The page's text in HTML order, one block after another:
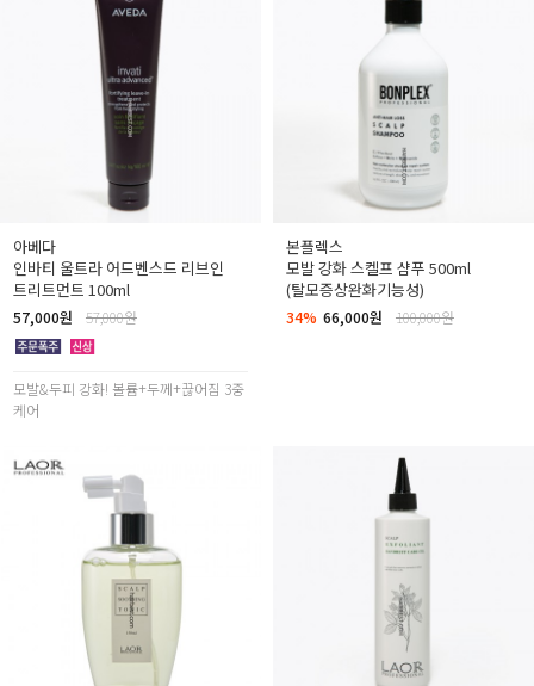
아베다
인바티 울트라 어드벤스드 리브인
트리트먼트 100ml
57,000원 57,000원
모발&두피 강화! 볼륨+두께+끊어짐 3중
케어
본플렉스
모발 강화 스켈프 샴푸 500ml
(탈모증상완화기능성)
34% 66,000원 100,000원